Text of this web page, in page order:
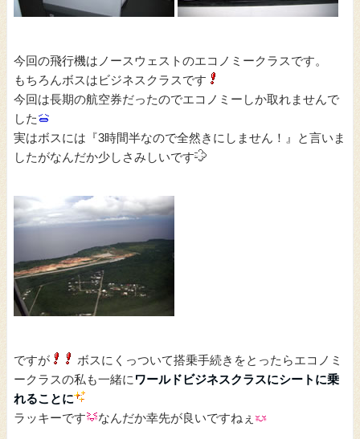
今回の飛行機はノースウェストのエコノミークラスです。
もちろんボスはビジネスクラスです
今回は長期の航空券だったのでエコノミーしか取れませんで
した
実はボスには『3時間半なので全然きにしません！』と言いま
したがなんだか少しさみしいです
ですが
ボスにくっついて搭乗手続きをとったらエコノミ
ークラスの私も一緒に ワールドビジネスクラスにシートに乗
れることに
ラッキーです
なんだか幸先が良いですねぇ